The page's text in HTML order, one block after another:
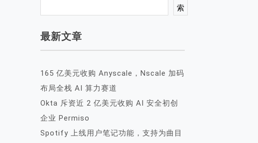
索
最新文章
165 亿美元收购 Anyscale，Nscale 加码
布局全栈 AI 算力赛道
Okta 斥资近 2 亿美元收购 AI 安全初创
企业 Permiso
Spotify 上线用户笔记功能，支持为曲目